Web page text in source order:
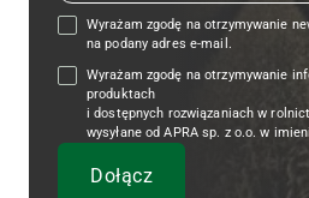
Wyrażam zgodę na otrzymywanie
na podany adres e-mail.
Wyrażam zgodę na otrzymywanie
produktach
i dostępnych rozwiązaniach w
wysyłane od APRA sp. z o.o. w